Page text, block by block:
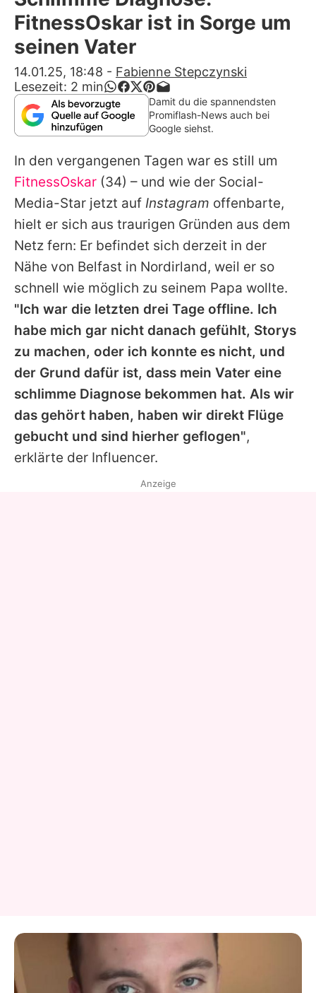
Alle Themen auf Promiflash
App runterladen
Team
Redaktionelle Richtlinien
Impressum
Datenschutzerklärung
Nutzungsbedingungen
Utiq verwalten
FitnessOskar ist in Sorge um
seinen Vater
14.01.25, 18:48 - Fabienne Stepczynski
Lesezeit: 2 min
Damit du die spannendsten
Promiflash-News auch bei
Google siehst.
In den vergangenen Tagen war es still um
FitnessOskar (34) – und wie der Social-
Media-Star jetzt auf Instagram offenbarte,
hielt er sich aus traurigen Gründen aus dem
Netz fern: Er befindet sich derzeit in der
Nähe von Belfast in Nordirland, weil er so
schnell wie möglich zu seinem Papa wollte.
"Ich war die letzten drei Tage offline. Ich
habe mich gar nicht danach gefühlt, Storys
zu machen, oder ich konnte es nicht, und
der Grund dafür ist, dass mein Vater eine
schlimme Diagnose bekommen hat. Als wir
das gehört haben, haben wir direkt Flüge
gebucht und sind hierher geflogen",
erklärte der Influencer.
Anzeige